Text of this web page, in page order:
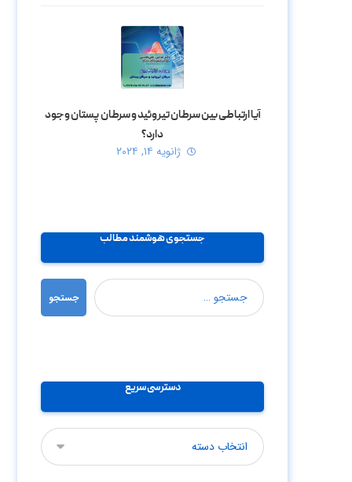
آیا ارتباطی بین سرطان تیروئید و سرطان پستان وجود
دارد؟
ژانویه ۱۴, ۲۰۲۴
جستجوی هوشمند مطالب
جستجو
دسترسی سریع